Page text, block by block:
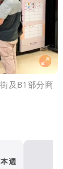
及B1部分商
週